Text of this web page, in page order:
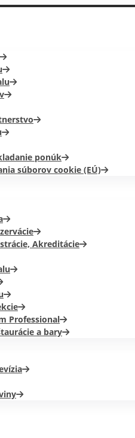
ponúk
súborov cookie (EÚ)
Akreditácie
Professional
a bary